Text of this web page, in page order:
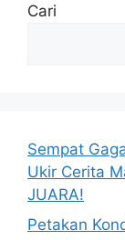
Cari
Sempat
Ukir Cerita
JUARA!
Petakan